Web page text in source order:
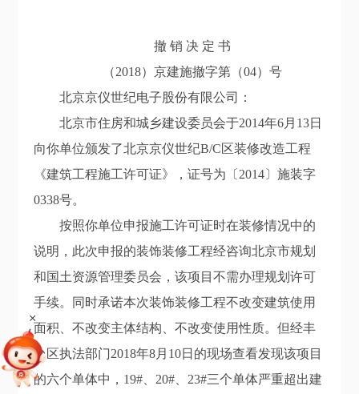
撤 销 决 定 书
（2018）京建施撤字第（04）号
北京京仪世纪电子股份有限公司：
北京市住房和城乡建设委员会于2014年6月13日
向你单位颁发了北京京仪世纪B/C区装修改造工程
《建筑工程施工许可证》，证号为〔2014〕施装字
0338号。
按照你单位申报施工许可证时在装修情况中的
说明，此次申报的装饰装修工程经咨询北京市规划
和国土资源管理委员会，该项目不需办理规划许可
手续。同时承诺本次装饰装修工程不改变建筑使用
面积、不改变主体结构、不改变使用性质。但经丰
台区执法部门2018年8月10日的现场查看发现该项目
的六个单体中，19#、20#、23#三个单体严重超出建
+